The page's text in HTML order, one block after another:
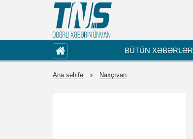
BÜTÜN XƏBƏRLƏR
Ana səhifə Naxçıvan